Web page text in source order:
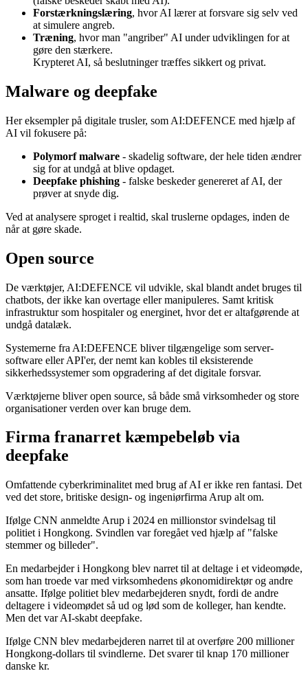
Forstærkningslæring, hvor AI lærer at forsvare sig selv ved
at simulere angreb.
Træning, hvor man "angriber" AI under udviklingen for at
gøre den stærkere.
Krypteret AI, så beslutninger træffes sikkert og privat.
Malware og deepfake
Her eksempler på digitale trusler, som AI:DEFENCE med hjælp af
AI vil fokusere på:
Polymorf malware - skadelig software, der hele tiden ændrer
sig for at undgå at blive opdaget.
Deepfake phishing - falske beskeder genereret af AI, der
prøver at snyde dig.
Ved at analysere sproget i realtid, skal truslerne opdages, inden de
når at gøre skade.
Open source
De værktøjer, AI:DEFENCE vil udvikle, skal blandt andet bruges til
chatbots, der ikke kan overtage eller manipuleres. Samt kritisk
infrastruktur som hospitaler og energinet, hvor det er altafgørende at
undgå datalæk.
Systemerne fra AI:DEFENCE bliver tilgængelige som server-
software eller API'er, der nemt kan kobles til eksisterende
sikkerhedssystemer som opgradering af det digitale forsvar.
Værktøjerne bliver open source, så både små virksomheder og store
organisationer verden over kan bruge dem.
Firma franarret kæmpebeløb via
deepfake
Omfattende cyberkriminalitet med brug af AI er ikke ren fantasi. Det
ved det store, britiske design- og ingeniørfirma Arup alt om.
Ifølge CNN anmeldte Arup i 2024 en millionstor svindelsag til
politiet i Hongkong. Svindlen var foregået ved hjælp af "falske
stemmer og billeder".
En medarbejder i Hongkong blev narret til at deltage i et videomøde,
som han troede var med virksomhedens økonomidirektør og andre
ansatte. Ifølge politiet blev medarbejderen snydt, fordi de andre
deltagere i videomødet så ud og lød som de kolleger, han kendte.
Men det var AI-skabt deepfake.
Ifølge CNN blev medarbejderen narret til at overføre 200 millioner
Hongkong-dollars til svindlerne. Det svarer til knap 170 millioner
danske kr.